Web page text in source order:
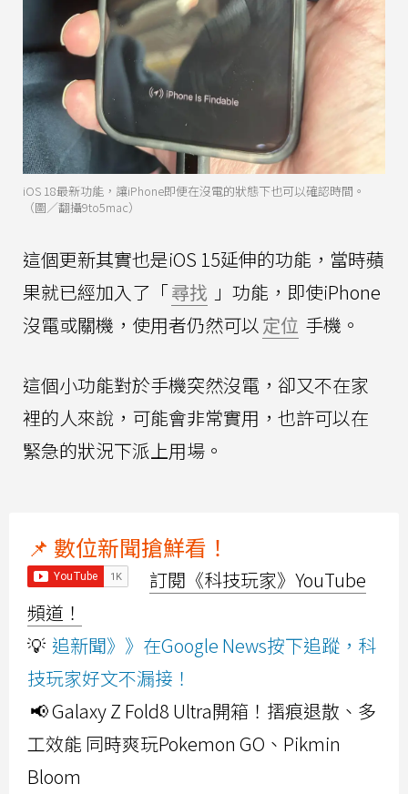
iOS 18最新功能，讓iPhone即便在沒電的狀態下也可以確認時間。
（圖／翻攝9to5mac）
這個更新其實也是iOS 15延伸的功能，當時蘋
果就已經加入了「尋找 」功能，即使iPhone
沒電或關機，使用者仍然可以 定位 手機。
這個小功能對於手機突然沒電，卻又不在家
裡的人來說，可能會非常實用，也許可以在
緊急的狀況下派上用場。
📌 數位新聞搶鮮看！
訂閱《科技玩家》YouTube
頻道！
💡 追新聞》》在Google News按下追蹤，科
技玩家好文不漏接！
📢 Galaxy Z Fold8 Ultra開箱！摺痕退散、多
工效能 同時爽玩Pokemon GO、Pikmin
Bloom